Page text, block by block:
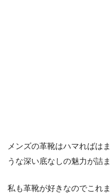
メンズの革靴はハマればは
うな深い底なしの魅力が詰
私も革靴が好きなのでこれ